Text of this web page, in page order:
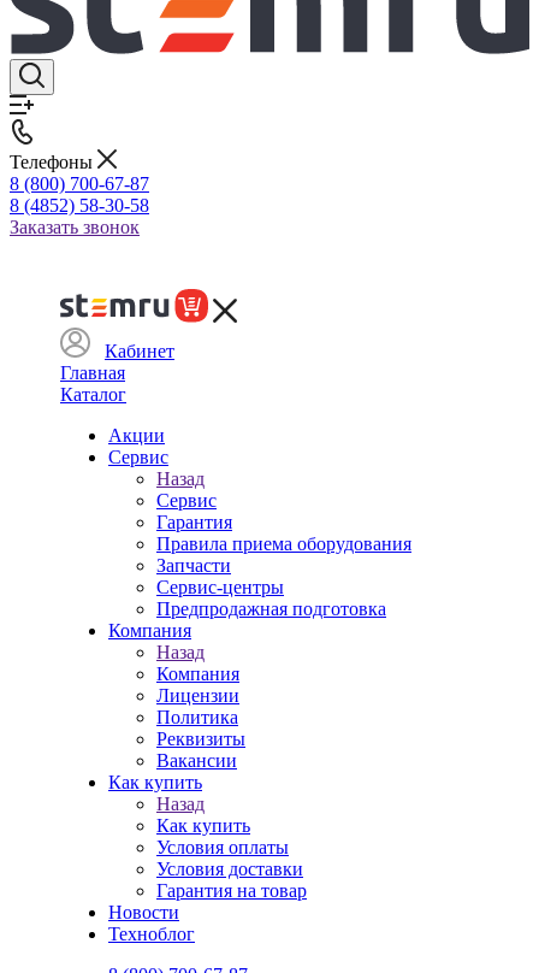
Телефоны
8 (800) 700-67-87
8 (4852) 58-30-58
Заказать звонок
Кабинет
Главная
Каталог
Акции
Сервис
Назад
Сервис
Гарантия
Правила приема оборудования
Запчасти
Сервис-центры
Предпродажная подготовка
Компания
Назад
Компания
Лицензии
Политика
Реквизиты
Вакансии
Как купить
Назад
Как купить
Условия оплаты
Условия доставки
Гарантия на товар
Новости
Техноблог